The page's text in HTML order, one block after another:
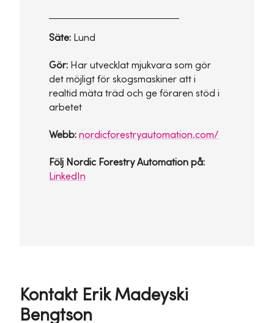
Säte: Lund
Gör: Har utvecklat mjukvara som gör
det möjligt för skogsmaskiner att i
realtid mäta träd och ge föraren stöd i
arbetet
Webb: nordicforestryautomation.com/
Följ Nordic Forestry Automation på:
LinkedIn
Kontakt Erik Madeyski
Bengtson